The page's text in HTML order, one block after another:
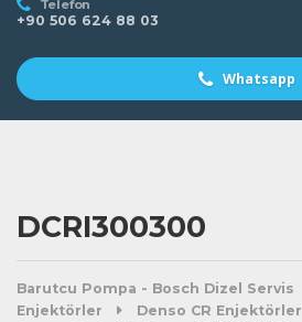
Telefon
+90 506 624 88 03
Whatsapp
DCRI300300
Barutcu Pompa - Bosch Dizel Servis
Enjektörler
Denso CR Enjektörler